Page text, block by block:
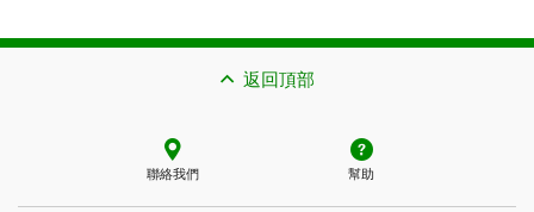
返回頂部
聯絡我們 幫助